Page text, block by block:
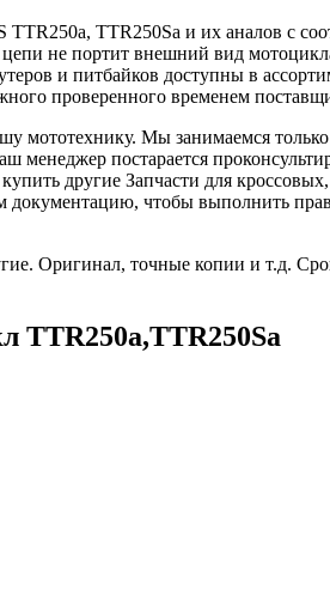
TTR250Sa и их аналов с
не портит внешний вид
и питбайков доступны в
проверенного временем
мототехнику. Мы занимаемся
постарается
другие Запчасти для
чтобы выполнить
Оригинал, точные копии и т.д.
TTR250a,TTR250Sa